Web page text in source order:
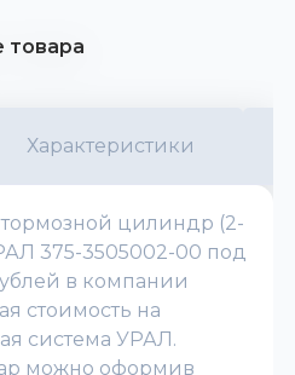
товара
Характеристики
цилиндр (2-
375-3505002-00 под
в компании
стоимость на
система УРАЛ.
можно оформив